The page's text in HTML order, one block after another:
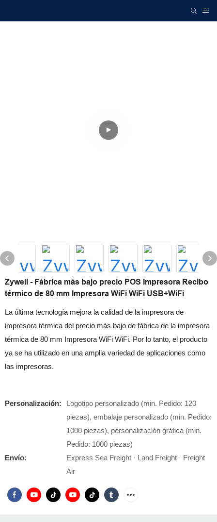
Zywell - Fábrica más bajo precio POS Impresora Recibo
térmico de 80 mm Impresora WiFi WiFi USB+WiFi
La última tecnología mejora la calidad de la impresora de
impresora térmica del precio más bajo de fábrica de la impresora
térmica de 80 mm Impresora WiFi WiFi. Por lo tanto, el producto
ya se ha utilizado en una amplia variedad de aplicaciones como
las impresoras.
Personalización:
Logotipo personalizado (min. Pedido: 120
piezas), embalaje personalizado (min. Pedido:
1000 piezas), personalización gráfica (min.
Pedido: 1000 piezas)
Envío:
Express Sea Freight · Land Freight · Freight
Air